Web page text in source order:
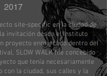
2017
site-specific en la ciudad de
invitación desde el Instituto
proyecto enmarcado dentro del
SLOW WALK fue concebido
que tenía necesariamente
con la ciudad, sus calles y la